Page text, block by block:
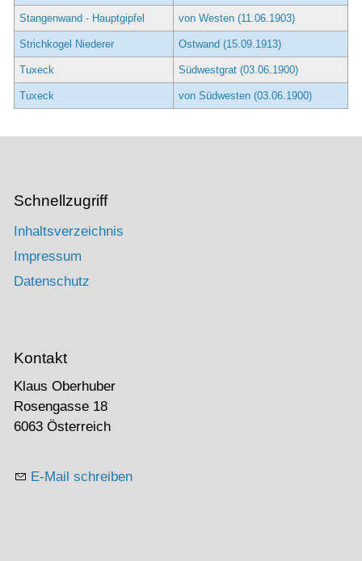
Stangenwand - Hauptgipfel von Westen (11.06.1903)
Strichkogel Niederer Ostwand (15.09.1913)
Tuxeck Südwestgrat (03.06.1900)
Tuxeck von Südwesten (03.06.1900)
Schnellzugriff
Inhaltsverzeichnis
Impressum
Datenschutz
Kontakt
Klaus Oberhuber
Rosengasse 18
6063 Österreich
E-Mail schreiben